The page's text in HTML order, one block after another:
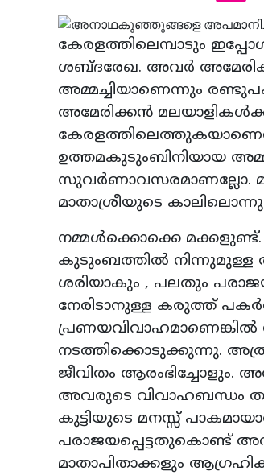
കേരളത്തിലെമ്പാടും
ശബ്ദരേഖ. അവര്‍
അമ്മച്ചിയാണെന്നും
അമേരിക്കന്‍
ഉത്തമകുടുംബിനിയായ
സുവര്‍ണാവസരമാണല്ലോ.
മാതാശ്രീയുടെ
നമ്മള്‍ക്കൊക്കെ
കുടുംബത്തില്‍
ശരിയാകും , പലതും
നേരിടാനുള്ള കരുത്ത്
പ്രണയവിവാഹമാണെങ്കില്‍
നടത്തിക്കൊടുക്കുന്നു. അത്ര
ജീവിതം
അവരുടെ വിവാഹബന്ധം
കുട്ടിയുടെ മനസ്സ്
പരാജയപ്പെട്ടതുകൊണ്ട്
മാതാപിതാക്കളും